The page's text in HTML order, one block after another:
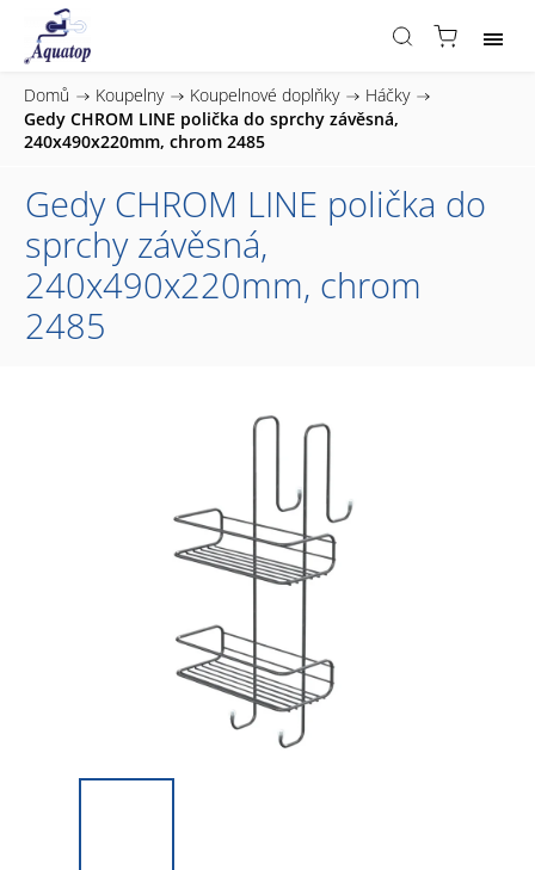
Domů / Koupelny / Koupelnové doplňky / Háčky /
Gedy CHROM LINE polička do sprchy závěsná,
240x490x220mm, chrom 2485
Gedy CHROM LINE polička do
sprchy závěsná,
240x490x220mm, chrom
2485